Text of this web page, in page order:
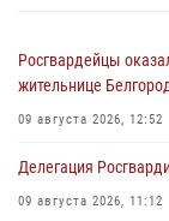
Росгвардейцы
жительнице
09 августа 2026, 12:52
Делегация
09 августа 2026, 11:12